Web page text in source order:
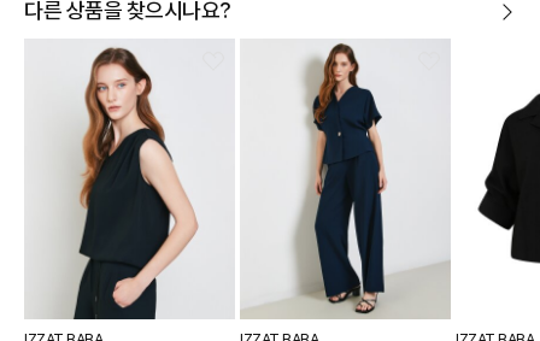
다른 상품을 찾으시나요?